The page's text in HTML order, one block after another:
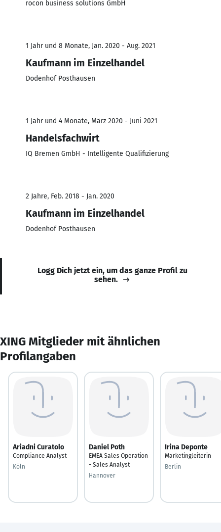
rocon business solutions GmbH
1 Jahr und 8 Monate, Jan. 2020 - Aug. 2021
Kaufmann im Einzelhandel
Dodenhof Posthausen
1 Jahr und 4 Monate, März 2020 - Juni 2021
Handelsfachwirt
IQ Bremen GmbH - Intelligente Qualifizierung
2 Jahre, Feb. 2018 - Jan. 2020
Kaufmann im Einzelhandel
Dodenhof Posthausen
Logg Dich jetzt ein, um das ganze Profil zu
sehen.
XING Mitglieder mit ähnlichen
Profilangaben
Ariadni Curatolo
Compliance Analyst
Köln
Daniel Poth
EMEA Sales Operation
- Sales Analyst
Hannover
Irina Deponte
Marketingleiterin
Berlin